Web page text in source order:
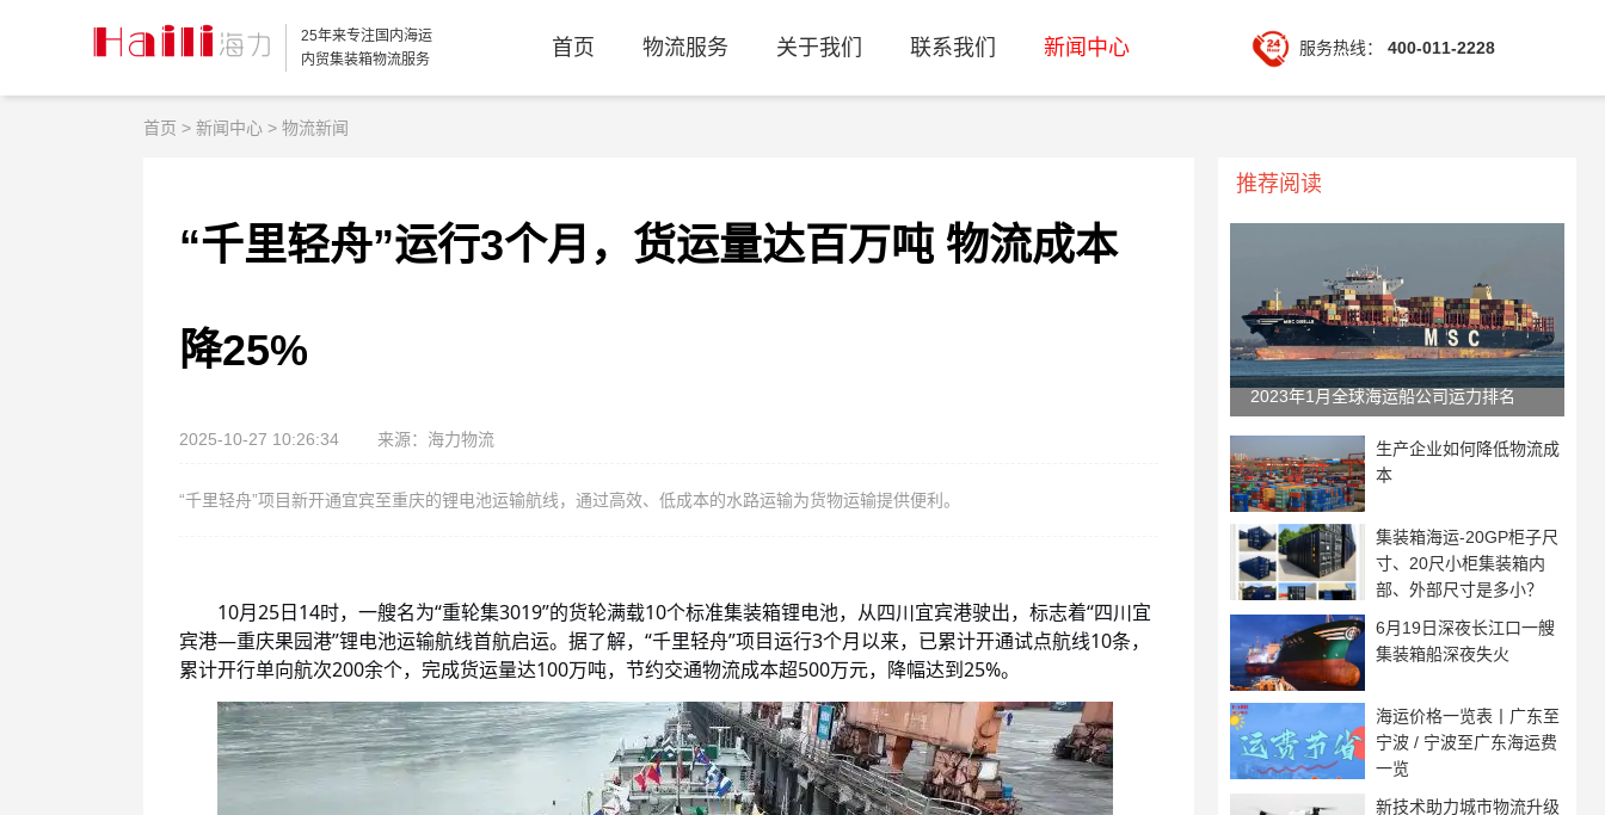
25年来专注国内海运
内贸集装箱物流服务
首页 物流服务 关于我们 联系我们 新闻中心 服务热线： 400-011-2228
首页 > 新闻中心 > 物流新闻
“千里轻舟”运行3个月，货运量达百万吨 物流成本
降25%
2025-10-27 10:26:34 来源：海力物流
“千里轻舟”项目新开通宜宾至重庆的锂电池运输航线，通过高效、低成本的水路运输为货物运输提供便利。
10月25日14时，一艘名为“重轮集3019”的货轮满载10个标准集装箱锂电池，从四川宜宾港驶出，标志着“四川宜
宾港—重庆果园港”锂电池运输航线首航启运。据了解，“千里轻舟”项目运行3个月以来，已累计开通试点航线10条，
累计开行单向航次200余个，完成货运量达100万吨，节约交通物流成本超500万元，降幅达到25%。
推荐阅读
2023年1月全球海运船公司运力排名
生产企业如何降低物流成
本
集装箱海运-20GP柜子尺
寸、20尺小柜集装箱内
部、外部尺寸是多小？
6月19日深夜长江口一艘
集装箱船深夜失火
海运价格一览表丨广东至
宁波 / 宁波至广东海运费
一览
新技术助力城市物流升级